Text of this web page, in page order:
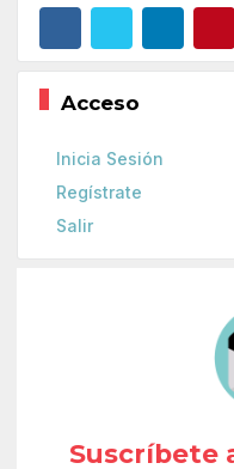
Acceso
Inicia Sesión
Regístrate
Salir
Suscríbete